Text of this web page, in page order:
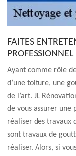
FAITES
Ayant comme rôle
d’une toiture, une
de l’art. JL
de vous assurer une
réaliser des travaux
sont travaux de
réaliser. Alors, si